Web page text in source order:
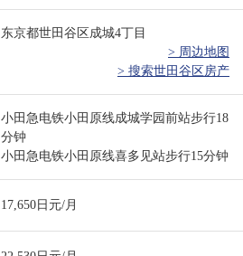
东京都世田谷区成城4丁目
> 周边地图
> 搜索世田谷区房产
小田急电铁小田原线成城学园前站步行18
分钟
小田急电铁小田原线喜多见站步行15分钟
17,650日元/月